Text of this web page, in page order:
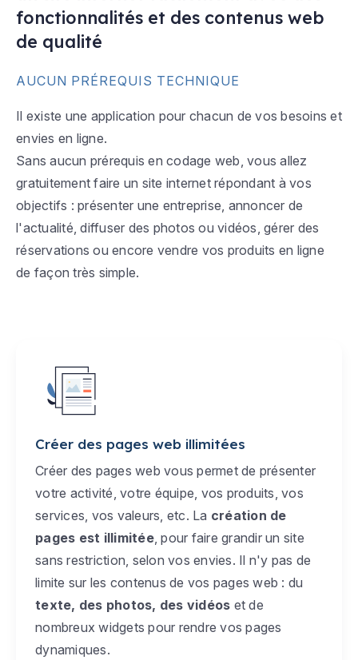
fonctionnalités et des contenus web
de qualité
AUCUN PRÉREQUIS TECHNIQUE
Il existe une application pour chacun de vos besoins et
envies en ligne.
Sans aucun prérequis en codage web, vous allez
gratuitement faire un site internet répondant à vos
objectifs : présenter une entreprise, annoncer de
l'actualité, diffuser des photos ou vidéos, gérer des
réservations ou encore vendre vos produits en ligne
de façon très simple.
Créer des pages web illimitées
Créer des pages web vous permet de présenter
votre activité, votre équipe, vos produits, vos
services, vos valeurs, etc. La création de
pages est illimitée, pour faire grandir un site
sans restriction, selon vos envies. Il n'y pas de
limite sur les contenus de vos pages web : du
texte, des photos, des vidéos et de
nombreux widgets pour rendre vos pages
dynamiques.